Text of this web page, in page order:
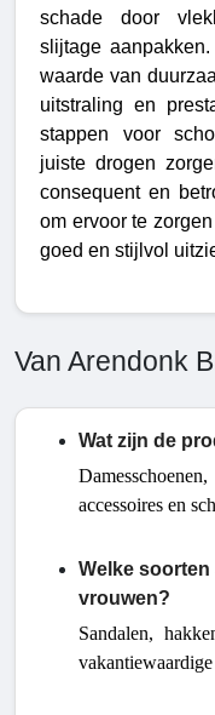
schade door
slijtage aanpakken.
waarde van
uitstraling en
stappen voor
juiste drogen
consequent en
om ervoor te
goed en stijlvol
Van Arendonk
Wat zijn de
accessoires en
Welke
vrouwen?
Sandalen,
vakantiewaardige